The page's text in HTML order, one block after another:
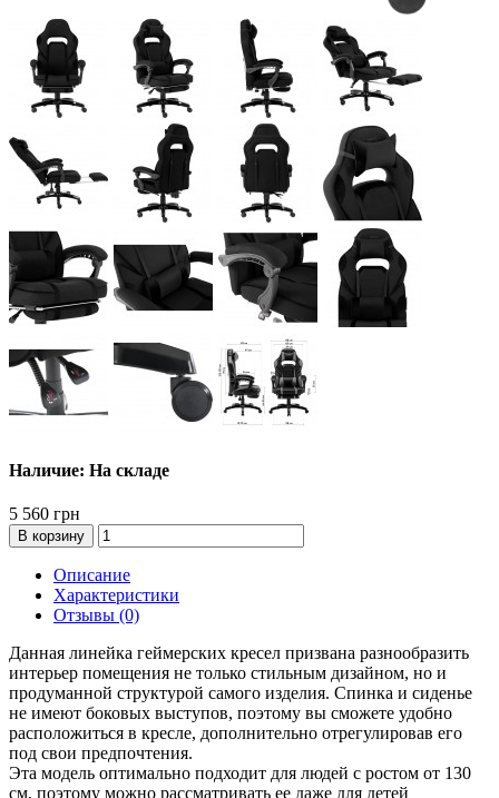
Наличие: На складе
5 560 грн
В корзину
Описание
Характеристики
Отзывы (0)
Данная линейка геймерских кресел призвана разнообразить
интерьер помещения не только стильным дизайном, но и
продуманной структурой самого изделия. Спинка и сиденье
не имеют боковых выступов, поэтому вы сможете удобно
расположиться в кресле, дополнительно отрегулировав его
под свои предпочтения.
Эта модель оптимально подходит для людей с ростом от 130
см, поэтому можно рассматривать ее даже для детей